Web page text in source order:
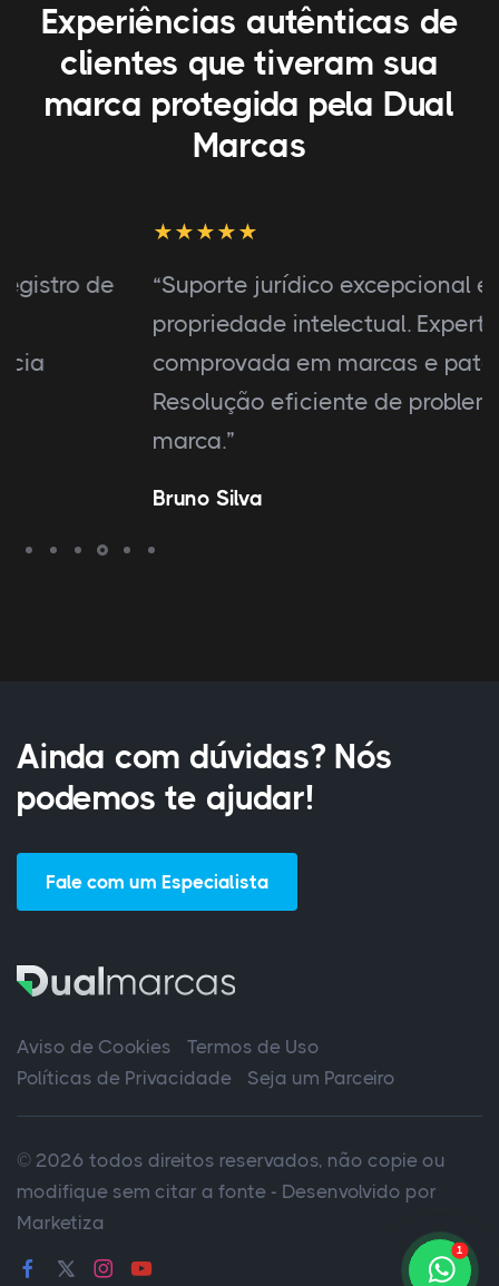
Experiências autênticas de
clientes que tiveram sua
marca protegida pela Dual
Marcas
“Suporte jurídico excepcional em
propriedade intelectual. Expertise
comprovada em marcas e patentes.
Resolução eficiente de problemas de
Ainda com dúvidas? Nós
podemos te ajudar!
Fale com um Especialista
Aviso de Cookies
Termos de Uso
Políticas de Privacidade
Seja um Parceiro
© 2026 todos direitos reservados, não copie ou
modifique sem citar a fonte - Desenvolvido por
Marketiza
1